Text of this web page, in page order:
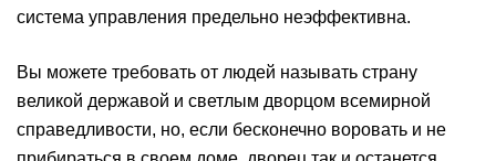
система управления предельно неэффективна.
Вы можете требовать от людей называть страну
великой державой и светлым дворцом всемирной
справедливости, но, если бесконечно воровать и не